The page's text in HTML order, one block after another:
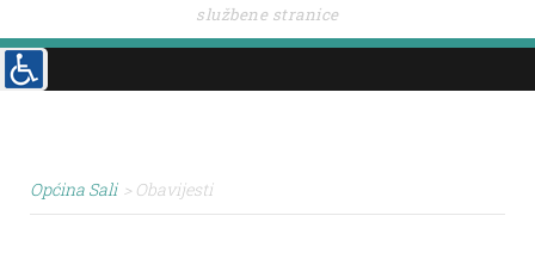
službene stranice
Općina Sali > Obavijesti